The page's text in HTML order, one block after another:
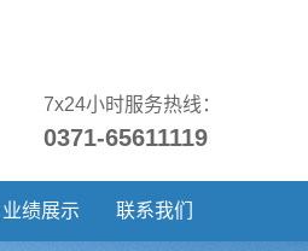
7x24小时服务热线：
0371-65611119
业绩展示 联系我们